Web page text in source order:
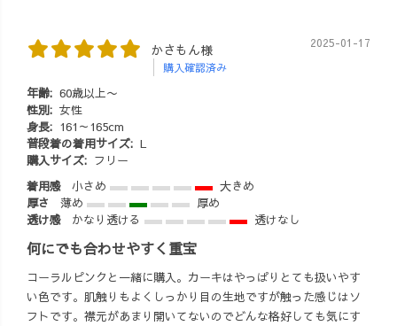
秋冬コーデ #ゆ
ーコーデ #大人
カジュアルコー
デ #柿渋染め #草
木染め #藍染
かさもん様
購入確認済み
2025-01-17
年齢: 60歳以上〜
性別: 女性
身長: 161～165cm
普段着の着用サイズ: L
購入サイズ: フリー
着用感
小さめ
大きめ
厚さ
薄め
厚め
透け感
かなり透ける 透けなし
何にでも合わせやすく重宝
コーラルピンクと一緒に購入。カーキはやっぱりとても扱いやす
い色です。肌触りもよくしっかり目の生地ですが触った感じはソ
フトです。襟元があまり開いてないのでどんな格好しても気にす